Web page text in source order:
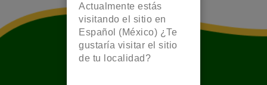
Actualmente estás
visitando el sitio en
Español (México) ¿Te
gustaría visitar el sitio
de tu localidad?